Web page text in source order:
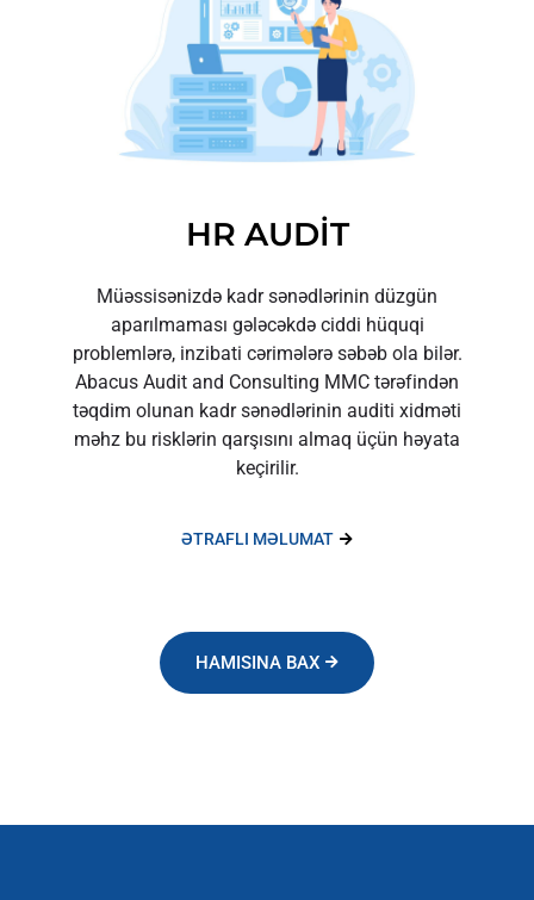
HR AUDİT
Müəssisənizdə kadr sənədlərinin düzgün
aparılmaması gələcəkdə ciddi hüquqi
problemlərə, inzibati cərimələrə səbəb ola bilər.
Abacus Audit and Consulting MMC tərəfindən
təqdim olunan kadr sənədlərinin auditi xidməti
məhz bu risklərin qarşısını almaq üçün həyata
keçirilir.
ƏTRAFLI MƏLUMAT
HAMISINA BAX